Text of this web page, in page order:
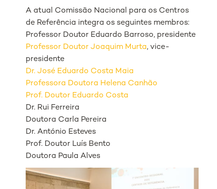
A atual Comissão Nacional para os Centros
de Referência integra os seguintes membros:
Professor Doutor Eduardo Barroso, presidente
Professor Doutor Joaquim Murta, vice-
presidente
Dr. José Eduardo Costa Maia
Professora Doutora Helena Canhão
Prof. Doutor Eduardo Costa
Dr. Rui Ferreira
Doutora Carla Pereira
Dr. António Esteves
Prof. Doutor Luís Bento
Doutora Paula Alves